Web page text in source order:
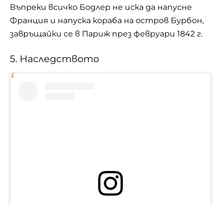
Въпреки всичко Бодлер не иска да напусне
Франция и напуска кораба на остров Бурбон,
завръщайки се в Париж през февруари 1842 г.
5. Наследството